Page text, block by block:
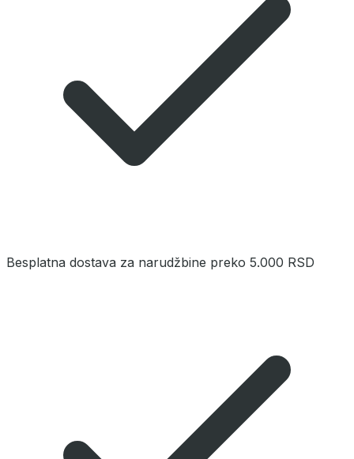
Besplatna dostava za narudžbine preko 5.000 RSD